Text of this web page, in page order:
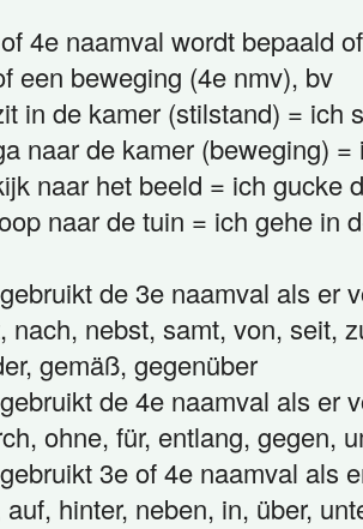
4e naamval wordt bepaald
een beweging (4e nmv), bv
in de kamer (stilstand) = ich
naar de kamer (beweging)
naar het beeld = ich gucke
naar de tuin = ich gehe in
de 3e naamval als er
nach, nebst, samt, von, seit,
gemäß, gegenüber
de 4e naamval als er
ohne, für, entlang, gegen,
3e of 4e naamval als
auf, hinter, neben, in, über,